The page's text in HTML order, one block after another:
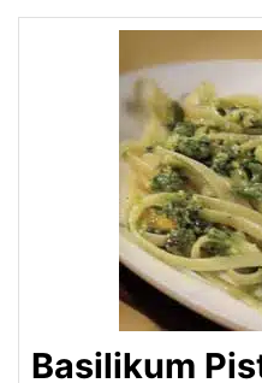
Basilikum